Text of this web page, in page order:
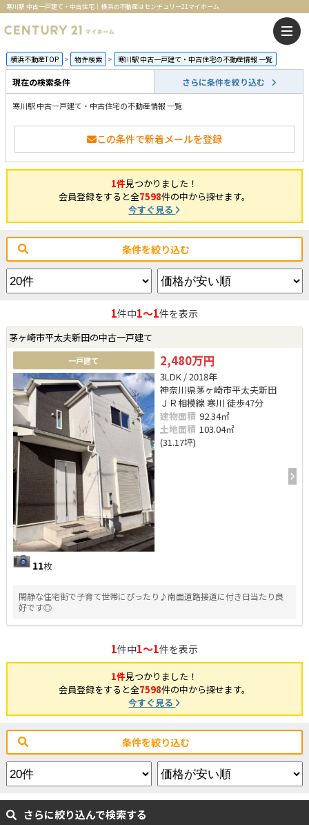
寒川駅 中古一戸建て・中古住宅｜横浜の不動産はセンチュリー21マイホーム
横浜不動産TOP 物件検索 寒川駅 中古一戸建て・中古住宅の不動産情報 一覧
現在の検索条件 さらに条件を絞り込む
寒川駅 中古一戸建て・中古住宅の不動産情報 一覧
この条件で新着メールを登録
1件見つかりました！
会員登録をすると全7598件の中から探せます。
今すぐ見る
条件を絞り込む
1件中1～1件を表示
茅ヶ崎市平太夫新田の中古一戸建て
一戸建て
11枚
2,480万円
3LDK / 2018年
神奈川県茅ヶ崎市平太夫新田
ＪＲ相模線 寒川 徒歩47分
建物面積 92.34㎡
土地面積 103.04㎡
(31.17坪)
閑静な住宅街で子育て世帯にぴったり♪南面道路接道に付き日当たり良
好です◎
1件中1～1件を表示
1件見つかりました！
会員登録をすると全7598件の中から探せます。
今すぐ見る
条件を絞り込む
さらに絞り込んで検索する